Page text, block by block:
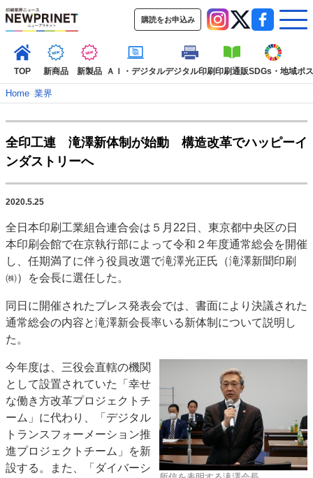
購読をお申込み
TOP 新商品 新製品 ＡＩ・デジタルデジタル印刷印刷通販SDGs・地域ポ
TOP
新着記事
インタビュー
SDGs・地域
ポストプレス ビジネス イベント 信用情報
業界
市場・統計
人事・移転・異動・訃報
特集記事カテゴリー一覧
特集・デジタル印刷 アイデアで勝負！ ～多様なビジネス・多彩な商材～
JAPAN PACK 2023 特集
中古印刷機・製本機特集
特集・デジタル印刷 ～ 新成長軌道を描く
案内
発刊案内
JFPI印刷用語集 印刷機材年鑑
運営
会社案内
購読・購入申し込み
サイトポリシー
Home–業界
全印工連 滝澤新体制が始動 構造改革でハッピーイ
ンダストリーへ
2020.5.25
全日本印刷工業組合連合会は５月22日、東京都中央区の日
本印刷会館で在京執行部によって令和２年度通常総会を開催
し、任期満了に伴う役員改選で滝澤光正氏（滝澤新聞印刷
㈱）を会長に選任した。
同日に開催されたプレス発表会では、書面により決議された
通常総会の内容と滝澤新会長率いる新体制について説明し
た。
今年度は、三役会直轄の機関
として設置されていた「幸せ
な働き方改革プロジェクトチ
ーム」に代わり、「デジタル
トランスフォーメーション推
進プロジェクトチーム」を新
設する。また、「ダイバーシ